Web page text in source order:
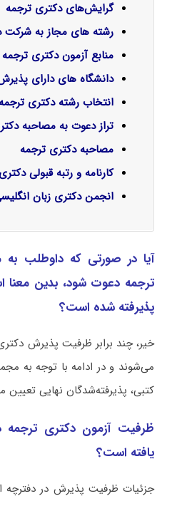
گرایش‌های دکتری ﺗﺮﺟﻤﻪ
رشته های مجاز به شرکت
منابع آزمون دکتری ترجمه
دانشگاه های دارای
انتخاب رشته دکتری ترجمه
تراز دعوت به مصاحبه
مصاحبه دکتری ترجمه
کارنامه و رتبه قبولی
انجمن دکتری زبان
آیا در صورتی که داوطلب به
ﺗﺮﺟﻤﻪ دعوت شود، بدین معنا
پذیرفته شده است؟
خیر، چند برابر ظرفیت پذیرش
می‌شوند و در ادامه با توجه به
کتبی، پذیرفته‌شدگان نهایی تعیین
یافته است؟
جزئیات ظرفیت پذیرش در دفترچه